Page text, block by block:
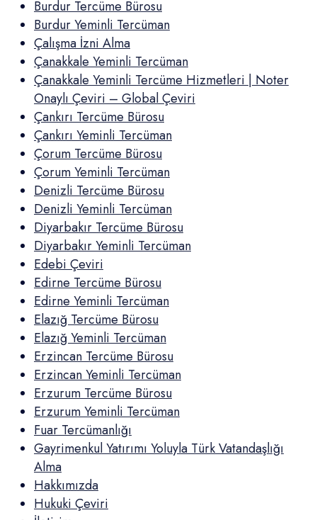
Burdur Tercüme Bürosu
Burdur Yeminli Tercüman
Çalışma İzni Alma
Çanakkale Yeminli Tercüman
Çanakkale Yeminli Tercüme Hizmetleri | Noter
Onaylı Çeviri – Global Çeviri
Çankırı Tercüme Bürosu
Çankırı Yeminli Tercüman
Çorum Tercüme Bürosu
Çorum Yeminli Tercüman
Denizli Tercüme Bürosu
Denizli Yeminli Tercüman
Diyarbakır Tercüme Bürosu
Diyarbakır Yeminli Tercüman
Edebi Çeviri
Edirne Tercüme Bürosu
Edirne Yeminli Tercüman
Elazığ Tercüme Bürosu
Elazığ Yeminli Tercüman
Erzincan Tercüme Bürosu
Erzincan Yeminli Tercüman
Erzurum Tercüme Bürosu
Erzurum Yeminli Tercüman
Fuar Tercümanlığı
Gayrimenkul Yatırımı Yoluyla Türk Vatandaşlığı
Alma
Hakkımızda
Hukuki Çeviri